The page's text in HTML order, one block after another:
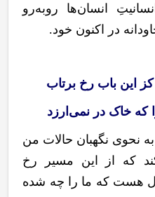
انسانها روبهرو
در اکنون خود.
این باب رخ برتاب
که خاک در نمی‌ارزد
نحوی نگهبان حالات من
که از این مسیر رخ
هست که ما را چه شده